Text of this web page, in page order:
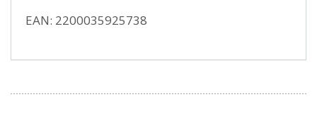
EAN: 2200035925738